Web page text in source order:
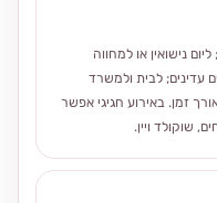
נישואין או למחווה
עדינים; לבית ולמשרד
זמן. באירוע חגיגי אפשר
שוקולד ויין.